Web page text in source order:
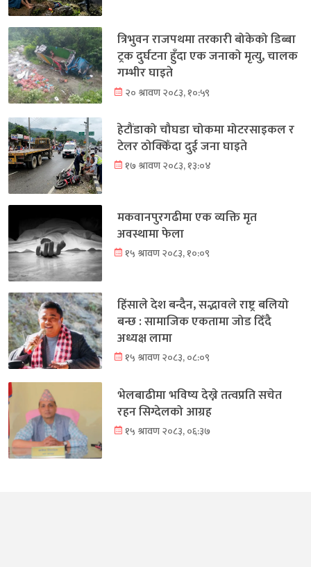
त्रिभुवन राजपथमा तरकारी बोकेको डिब्बा
ट्रक दुर्घटना हुँदा एक जनाको मृत्यु, चालक
गम्भीर घाइते
२० श्रावण २०८३, १०:५९
हेटौंडाको चौघडा चोकमा मोटरसाइकल र
टेलर ठोक्किँदा दुई जना घाइते
१७ श्रावण २०८३, १३:०४
मकवानपुरगढीमा एक व्यक्ति मृत
अवस्थामा फेला
१५ श्रावण २०८३, १०:०९
हिंसाले देश बन्दैन, सद्भावले राष्ट्र बलियो
बन्छ : सामाजिक एकतामा जोड दिँदै
अध्यक्ष लामा
१५ श्रावण २०८३, ०८:०९
भेलबाढीमा भविष्य देख्ने तत्वप्रति सचेत
रहन सिग्देलको आग्रह
१५ श्रावण २०८३, ०६:३७